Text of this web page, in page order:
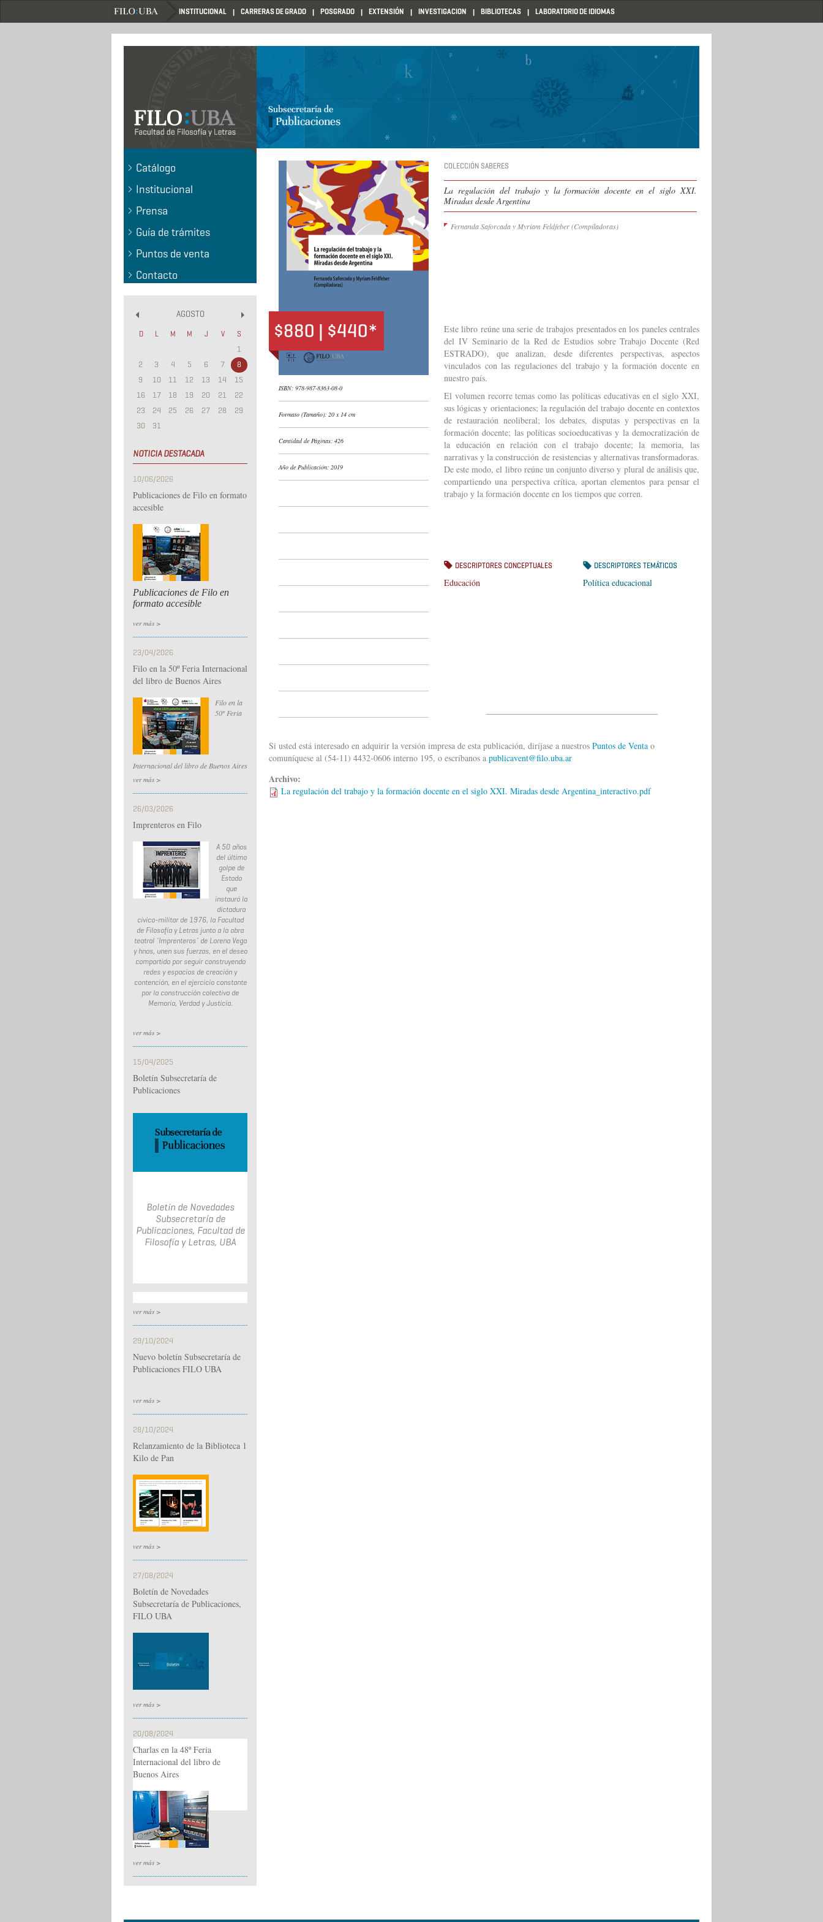
INSTITUCIONAL CARRERAS DE GRADO POSGRADO EXTENSIÓN INVESTIGACION BIBLIOTECAS LABORATORIO DE IDIOMAS
.
Catálogo
Institucional
Prensa
Guía de trámites
Puntos de venta
Contacto
AGOSTO
D L M M J V S
1
2
3 4 5 6 7
8
9
10 11 12 13 14
15
16
17 18 19 20 21
22
23
24 25 26 27 28
29
30
31
NOTICIA DESTACADA
10/06/2026
Publicaciones de Filo en formato
accesible
Publicaciones de Filo en
formato accesible
ver más >
23/04/2026
Filo en la 50º Feria Internacional
del libro de Buenos Aires
Filo en la
50º Feria
Internacional del libro de Buenos Aires
ver más >
26/03/2026
Imprenteros en Filo
A 50 años
del último
golpe de
Estado
que
instauró la
dictadura
cívico-militar de 1976, la Facultad
de Filosofía y Letras junto a la obra
teatral ¨Imprenteros¨ de Lorena Vega
y hnos, unen sus fuerzas, en el deseo
compartido por seguir construyendo
redes y espacios de creación y
contención, en el ejercicio constante
por la construcción colectiva de
Memoria, Verdad y Justicia.
ver más >
15/04/2025
Boletín Subsecretaría de
Publicaciones
Boletín de Novedades
Subsecretaría de
Publicaciones, Facultad de
Filosofía y Letras, UBA
ver más >
29/10/2024
Nuevo boletín Subsecretaría de
Publicaciones FILO UBA
ver más >
28/10/2024
Relanzamiento de la Biblioteca 1
Kilo de Pan
ver más >
27/08/2024
Boletín de Novedades
Subsecretaría de Publicaciones,
FILO UBA
ver más >
20/08/2024
Charlas en la 48º Feria
Internacional del libro de
Buenos Aires
ver más >
$880 | $440*
ISBN: 978-987-8363-08-0
Formato (Tamaño): 20 x 14 cm
Cantidad de Páginas: 426
Año de Publicación: 2019
COLECCIÓN SABERES
La regulación del trabajo y la formación docente en el siglo XXI.
Miradas desde Argentina
Fernanda Saforcada y Myriam Feldfeber (Compiladoras)
Este libro reúne una serie de trabajos presentados en los paneles centrales
del IV Seminario de la Red de Estudios sobre Trabajo Docente (Red
ESTRADO), que analizan, desde diferentes perspectivas, aspectos
vinculados con las regulaciones del trabajo y la formación docente en
nuestro país.
El volumen recorre temas como las políticas educativas en el siglo XXI,
sus lógicas y orientaciones; la regulación del trabajo docente en contextos
de restauración neoliberal; los debates, disputas y perspectivas en la
formación docente; las políticas socioeducativas y la democratización de
la educación en relación con el trabajo docente; la memoria, las
narrativas y la construcción de resistencias y alternativas transformadoras.
De este modo, el libro reúne un conjunto diverso y plural de análisis que,
compartiendo una perspectiva crítica, aportan elementos para pensar el
trabajo y la formación docente en los tiempos que corren.
DESCRIPTORES CONCEPTUALES
Educación
DESCRIPTORES TEMÁTICOS
Política educacional
Si usted está interesado en adquirir la versión impresa de esta publicación, diríjase a nuestros Puntos de Venta o
comuníquese al (54-11) 4432-0606 interno 195, o escríbanos a publicavent@filo.uba.ar
Archivo:
La regulación del trabajo y la formación docente en el siglo XXI. Miradas desde Argentina_interactivo.pdf